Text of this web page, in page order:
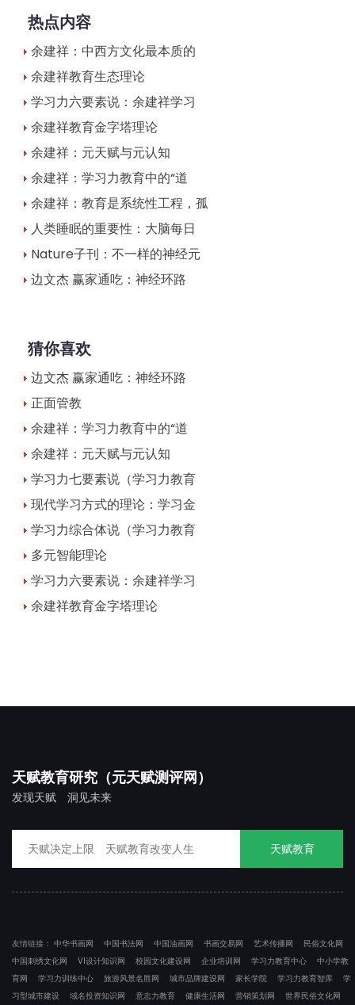
热点内容
余建祥：中西方文化最本质的
余建祥教育生态理论
学习力六要素说：余建祥学习
余建祥教育金字塔理论
余建祥：元天赋与元认知
余建祥：学习力教育中的“道
余建祥：教育是系统性工程，孤
人类睡眠的重要性：大脑每日
Nature子刊：不一样的神经元
边文杰 赢家通吃：神经环路
猜你喜欢
边文杰 赢家通吃：神经环路
正面管教
余建祥：学习力教育中的“道
余建祥：元天赋与元认知
学习力七要素说（学习力教育
现代学习方式的理论：学习金
学习力综合体说（学习力教育
多元智能理论
学习力六要素说：余建祥学习
余建祥教育金字塔理论
天赋教育研究（元天赋测评网）
发现天赋 洞见未来
天赋教育
友情链接： 中华书画网 中国书法网 中国油画网 书画交易网 艺术传播网
民俗文化网
中国刺绣文化网
VI设计知识网 校园文化建设网 企业培训网 学习力教育中心
中小学教
育网
学习力训练中心 旅游风景名胜网 城市品牌建设网 家长学院 学习力教育智库
学
习型城市建设
域名投资知识网 意志力教育 健康生活网 营销策划网 世界民俗文化网